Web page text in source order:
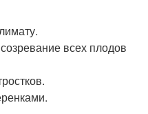
всех плодов